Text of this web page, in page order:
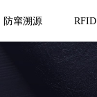
防窜溯源 RFID